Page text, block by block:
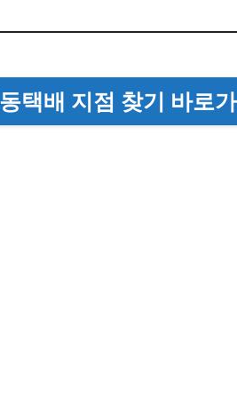
택배 지점 찾기 바로